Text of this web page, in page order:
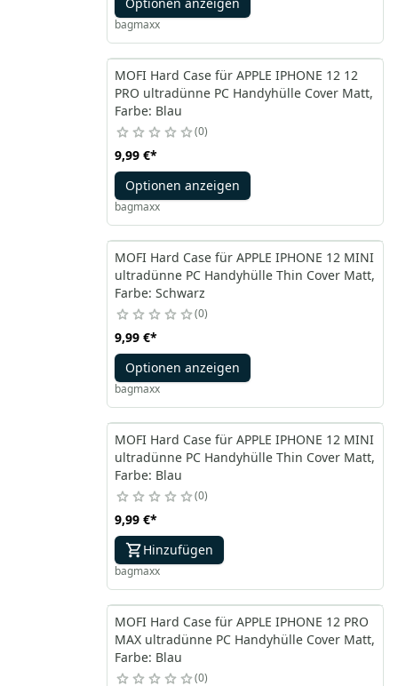
bagmaxx
MOFI Hard Case für APPLE IPHONE 12 12
PRO ultradünne PC Handyhülle Cover Matt,
Farbe: Blau
0
9,99 €*
Optionen anzeigen
bagmaxx
MOFI Hard Case für APPLE IPHONE 12 MINI
ultradünne PC Handyhülle Thin Cover Matt,
Farbe: Schwarz
0
9,99 €*
Optionen anzeigen
bagmaxx
MOFI Hard Case für APPLE IPHONE 12 MINI
ultradünne PC Handyhülle Thin Cover Matt,
Farbe: Blau
0
9,99 €*
Hinzufügen
bagmaxx
MOFI Hard Case für APPLE IPHONE 12 PRO
MAX ultradünne PC Handyhülle Cover Matt,
Farbe: Blau
0